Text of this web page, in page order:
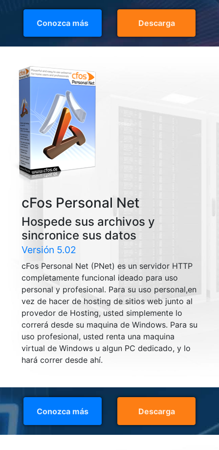
Conozca más Descarga
cFos Personal Net
Hospede sus archivos y
sincronice sus datos
Versión 5.02
cFos Personal Net (PNet) es un servidor HTTP
completamente funcional ideado para uso
personal y profesional. Para su uso personal,en
vez de hacer de hosting de sitios web junto al
provedor de Hosting, usted simplemente lo
correrá desde su maquina de Windows. Para su
uso profesional, usted renta una maquina
virtual de Windows u algun PC dedicado, y lo
hará correr desde ahí.
Conozca más Descarga